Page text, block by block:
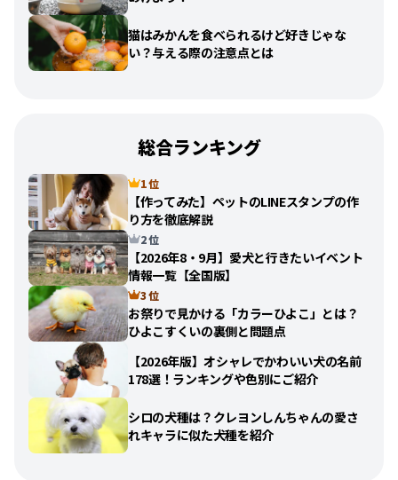
猫はみかんを食べられるけど好きじゃな
い？与える際の注意点とは
総合ランキング
1 位
【作ってみた】ペットのLINEスタンプの作
り方を徹底解説
2 位
【2026年8・9月】愛犬と行きたいイベント
情報一覧【全国版】
3 位
お祭りで見かける「カラーひよこ」とは？
ひよこすくいの裏側と問題点
【2026年版】オシャレでかわいい犬の名前
178選！ランキングや色別にご紹介
シロの犬種は？クレヨンしんちゃんの愛さ
れキャラに似た犬種を紹介